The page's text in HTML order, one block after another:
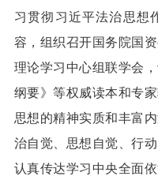
习贯彻习近平法治思想
容，组织召开国务院国
理论学习中心组联学会
纲要》等权威读本和专
思想的精神实质和丰富
治自觉、思想自觉、行
认真传达学习中央全面